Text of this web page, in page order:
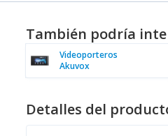
También podría
Videoporteros
Akuvox
Detalles del